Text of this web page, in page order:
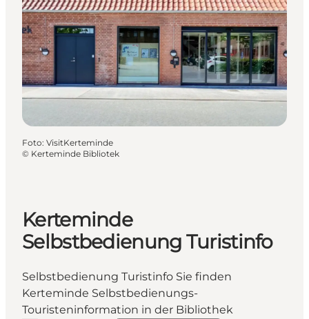
Foto: VisitKerteminde
© Kerteminde Bibliotek
Kerteminde
Selbstbedienung Turistinfo
Selbstbedienung Turistinfo Sie finden
Kerteminde Selbstbedienungs-
Touristeninformation in der Bibliothek